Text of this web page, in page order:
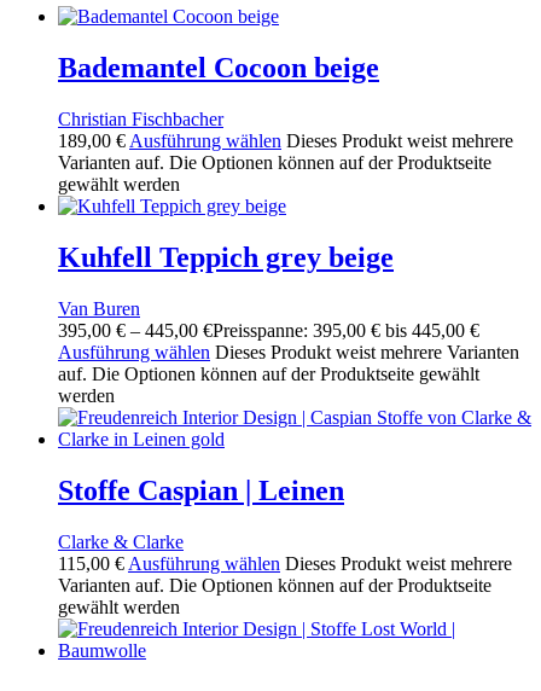
Bademantel Cocoon beige
Christian Fischbacher
189,00 € Ausführung wählen Dieses Produkt weist mehrere
Varianten auf. Die Optionen können auf der Produktseite
gewählt werden
Kuhfell Teppich grey beige
Van Buren
395,00 € – 445,00 €Preisspanne: 395,00 € bis 445,00 €
Ausführung wählen Dieses Produkt weist mehrere Varianten
auf. Die Optionen können auf der Produktseite gewählt
werden
Stoffe Caspian | Leinen
Clarke & Clarke
115,00 € Ausführung wählen Dieses Produkt weist mehrere
Varianten auf. Die Optionen können auf der Produktseite
gewählt werden